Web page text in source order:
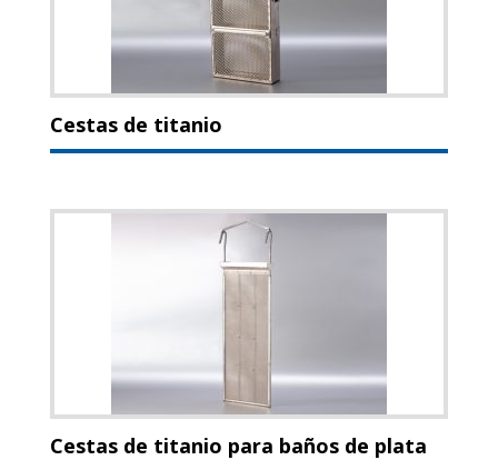
Cestas de titanio
Cestas de titanio para baños de plata